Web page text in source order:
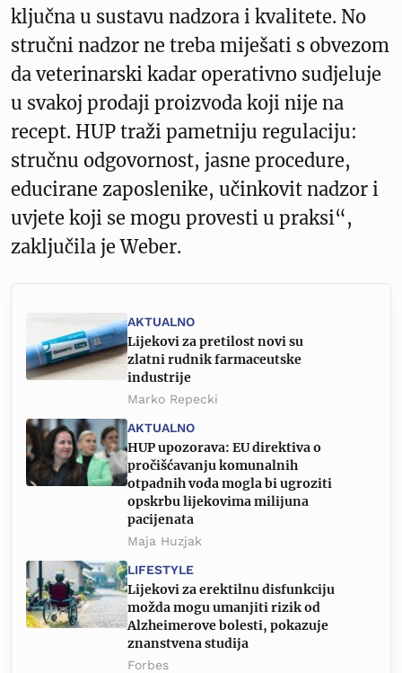
ključna u sustavu nadzora i kvalitete. No
stručni nadzor ne treba miješati s obvezom
da veterinarski kadar operativno sudjeluje
u svakoj prodaji proizvoda koji nije na
recept. HUP traži pametniju regulaciju:
stručnu odgovornost, jasne procedure,
educirane zaposlenike, učinkovit nadzor i
uvjete koji se mogu provesti u praksi“,
zaključila je Weber.
AKTUALNO
Lijekovi za pretilost novi su
zlatni rudnik farmaceutske
industrije
Marko Repecki
AKTUALNO
HUP upozorava: EU direktiva o
pročišćavanju komunalnih
otpadnih voda mogla bi ugroziti
opskrbu lijekovima milijuna
pacijenata
Maja Huzjak
LIFESTYLE
Lijekovi za erektilnu disfunkciju
možda mogu umanjiti rizik od
Alzheimerove bolesti, pokazuje
znanstvena studija
Forbes